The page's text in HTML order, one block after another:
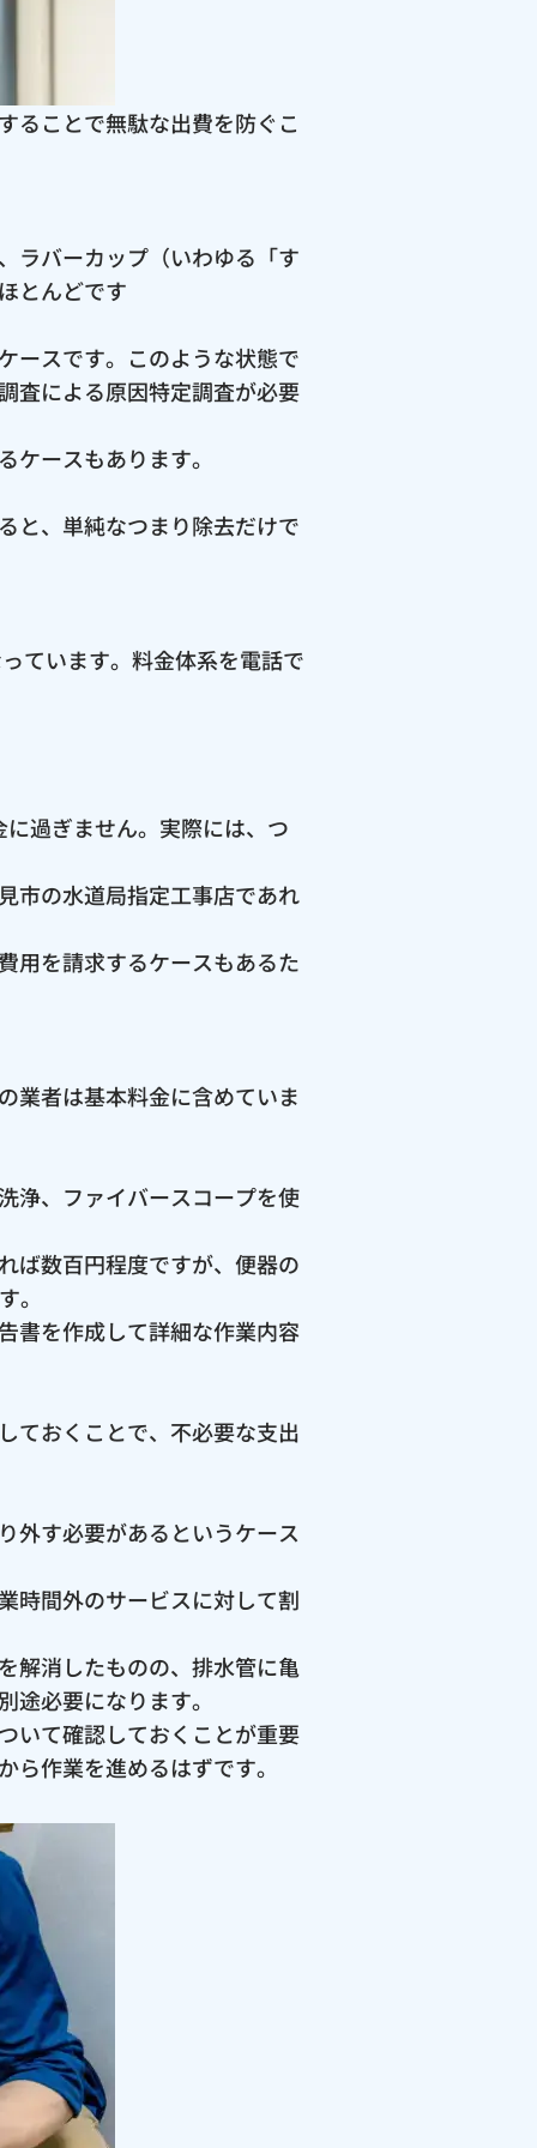
ることで無駄な出費を防ぐこ
ラバーカップ（いわゆる「す
とんどです
ースです。このような状態で
査による原因特定調査が必要
ースもあります。
と、単純なつまり除去だけで
ています。料金体系を電話で
過ぎません。実際には、つ
市の水道局指定工事店であれ
用を請求するケースもあるた
業者は基本料金に含めていま
浄、ファイバースコープを使
ば数百円程度ですが、便器の
。
書を作成して詳細な作業内容
ておくことで、不必要な支出
外す必要があるというケース
時間外のサービスに対して割
解消したものの、排水管に亀
必要になります。
いて確認しておくことが重要
作業を進めるはずです。